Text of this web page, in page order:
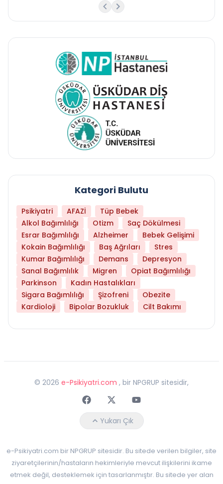
Kategori Bulutu
Psikiyatri AFAZİ
Tüp Bebek
Alkol Bağımlılığı
Otizm
Saç Dökülmesi
Esrar Bağımlılığı
Alzheimer
Bebek Gelişimi
Kokain Bağımlılığı
Baş Ağrıları
Stres
Kumar Bağımlılığı
Demans
Depresyon
Sanal Bağımlılık
Migren
Opiat Bağımlılığı
Parkinson
Kadın Hastalıkları
Sigara Bağımlılığı
Şizofreni
Obezite
Kardioloji
Bipolar Bozukluk Cilt Bakımı
© 2026 e-Psikiyatri.com , bir NPGRUP sitesidir,
FaceebokTwitterYoutube
Yukarı Çık
e-Psikiyatri.com bir NPGRUP sitesidir. Bu sitede verilen bilgiler, site
ziyaretçilerinin/hastaların hekimleriyle mevcut ilişkilerini ikame
etmek değil, desteklemek için tasarlanmıştır. Bu sitede yer alan